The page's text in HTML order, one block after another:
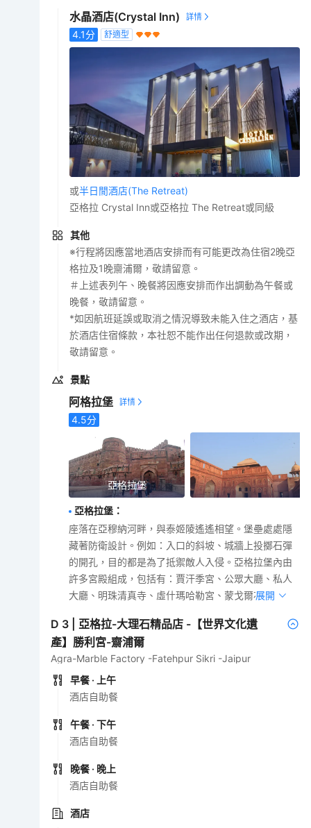
水晶酒店(Crystal Inn)
4.1分 舒適型
或半日閒酒店(The Retreat)
亞格拉 Crystal Inn或亞格拉 The Retreat或同級
其他
※行程將因應當地酒店安排而有可能更改為住宿2晚亞
格拉及1晚齋浦爾，敬請留意。
＃上述表列午、晚餐將因應安排而作出調動為午餐或
晚餐，敬請留意。
*如因航班延誤或取消之情況導致未能入住之酒店，基
於酒店住宿條款，本社恕不能作出任何退款或改期，
敬請留意。
景點
阿格拉堡
4.5分
亞格拉堡
亞格拉堡 ：
座落在亞穆納河畔，與泰姬陵遙遙相望。堡壘處處隱
藏著防衛設計。例如：入口的斜坡、城牆上投擲石彈
的開孔，目的都是為了抵禦敵人入侵。亞格拉堡內由
許多宮殿組成，包括有：賈汗季宮、公眾大廳、私人
大廳、明珠清真寺、虛什瑪哈勒宮、蒙戈爾花園等。
展開
D 3 |亞格拉-大理石精品店 -【世界文化遺
產】勝利宮-齋浦爾
Agra-Marble Factory -Fatehpur Sikri -Jaipur
早餐 · 上午
酒店自助餐
午餐 · 下午
酒店自助餐
晚餐 · 晚上
酒店自助餐
酒店